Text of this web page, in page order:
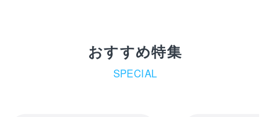
おすすめ特集
SPECIAL